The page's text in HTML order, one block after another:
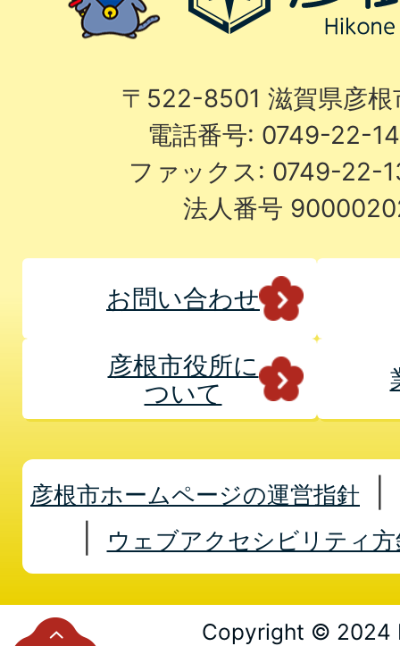
〒522-8501 滋賀県彦
電話番号: 0749-22-
ファックス: 0749-22-
法人番号
お問い合わせ
彦根市役所に
ついて
彦根市ホームページの運営指針
ウェブアクセシビリティ方
Copyright © 2024